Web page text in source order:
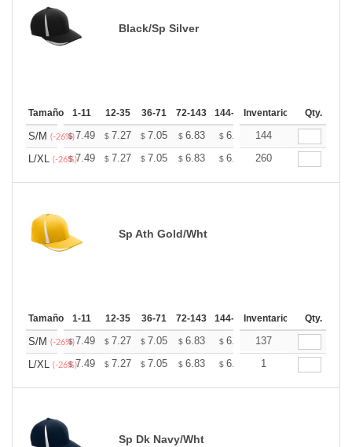
Black/Sp Silver
Tamaño 1-11 12-35 36-71 72-143 144-287 288 + Mas
Inventario Qty.
S/M (-26%)
$7.49 $ 7.27 $ 7.05 $ 6.83 $ 6.60 $6.49
144
L/XL (-26%)
$7.49 $ 7.27 $ 7.05 $ 6.83 $ 6.60 $6.49
260
Sp Ath Gold/Wht
Tamaño 1-11 12-35 36-71 72-143 144-287 288 + Mas
Inventario Qty.
S/M (-26%)
$7.49 $ 7.27 $ 7.05 $ 6.83 $ 6.60 $6.49
137
L/XL (-26%)
$7.49 $ 7.27 $ 7.05 $ 6.83 $ 6.60 $
1
Sp Dk Navy/Wht